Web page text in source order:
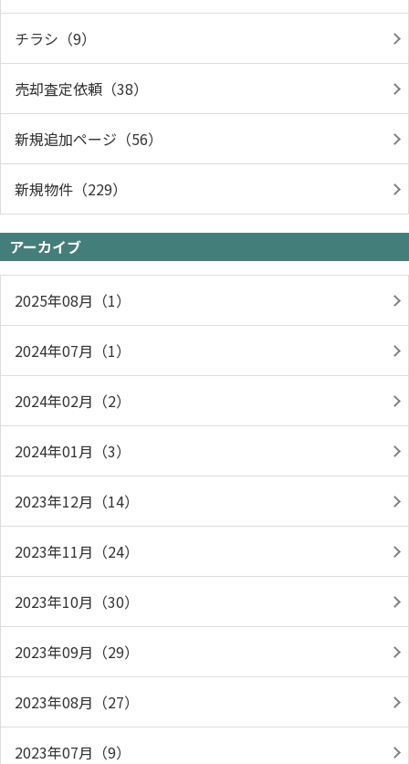
チラシ（9）
売却査定依頼（38）
新規追加ページ（56）
新規物件（229）
アーカイブ
2025年08月（1）
2024年07月（1）
2024年02月（2）
2024年01月（3）
2023年12月（14）
2023年11月（24）
2023年10月（30）
2023年09月（29）
2023年08月（27）
2023年07月（9）